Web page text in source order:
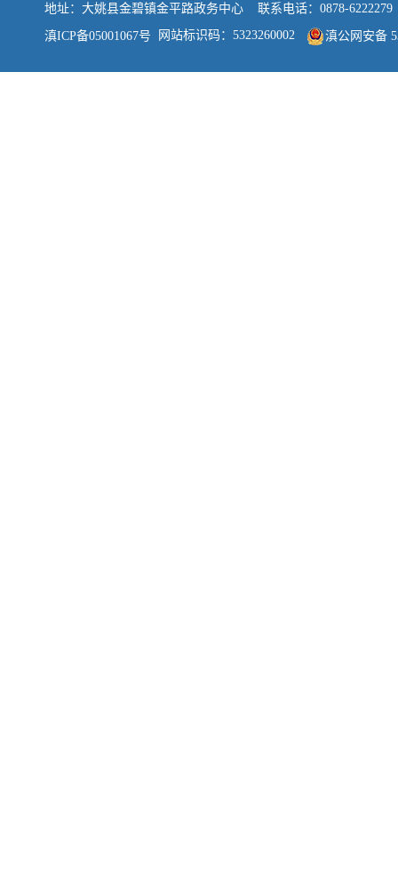
地址：大姚县金碧镇金平路政务中心 联系电话：0878-6222279
滇ICP备05001067号 网站标识码：5323260002 滇公网安备